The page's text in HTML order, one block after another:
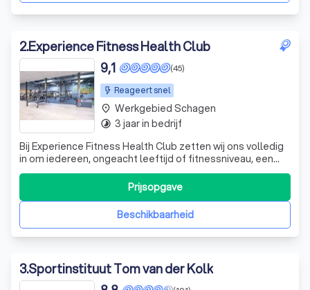
2.Experience Fitness Health Club
Reageert snel
(45)
9,1
Bij Experience Fitness Health Club zetten wij ons volledig
in om iedereen, ongeacht leeftijd of fitnessniveau, een
uitgebreid en persoonlijk afgestemd sportaanbod te
bieden. Onze moderne faciliteiten, waaronder een ruime
fitnesszaal met de nieuwste apparatuur van Matrix,
bieden voor elk wat wils. OfBeschikbaarheid
Prijsopgave
place Werkgebied Schagen
timelapse 3 jaar in bedrijf
3.Sportinstituut Tom van der Kolk